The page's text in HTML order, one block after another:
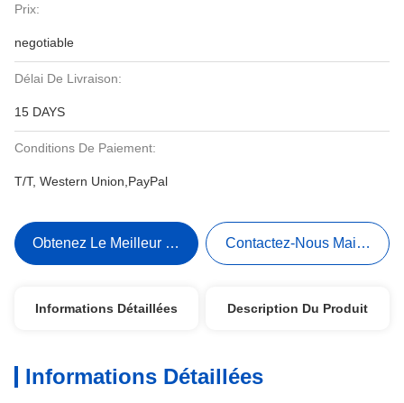
Prix:
negotiable
Délai De Livraison:
15 DAYS
Conditions De Paiement:
T/T, Western Union,PayPal
Obtenez Le Meilleur Prix Contactez-Nous Maintenant
Informations Détaillées Description Du Produit
Informations Détaillées